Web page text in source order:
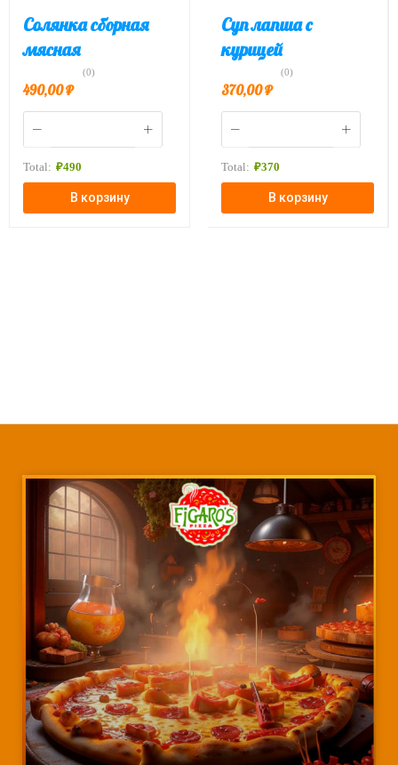
Солянка сборная
мясная
(0)
490,00₽
Total: ₽490
В корзину
Суп лапша с
курицей
(0)
370,00₽
Total: ₽370
В корзину